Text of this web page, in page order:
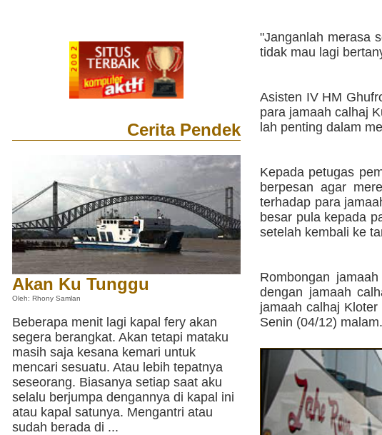
Cerita Pendek
Akan Ku Tunggu
Oleh: Rhony Samlan
Beberapa menit lagi kapal fery akan
segera berangkat. Akan tetapi mataku
masih saja kesana kemari untuk
mencari sesuatu. Atau lebih tepatnya
seseorang. Biasanya setiap saat aku
selalu berjumpa dengannya di kapal ini
atau kapal satunya. Mengantri atau
sudah berada di ...
"Janganlah merasa
tidak mau lagi
Asisten IV HM
para jamaah calhaj
lah penting dalam
Kepada petugas
berpesan agar
terhadap para
besar pula kepada
setelah kembali ke
Rombongan
dengan jamaah
jamaah calhaj
Senin (04/12)